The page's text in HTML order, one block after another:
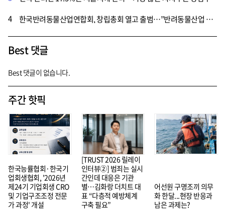
4
한국반려동물산업연합회, 창립총회 열고 출범…”반려동물산업 활성화 위한 제도 마련 필요”
Best 댓글
Best 댓글이 없습니다.
주간 핫픽
한국능률협회·한국기
업회생협회, '2026년
제24기 기업회생 CRO
및 기업구조조정 전문
가 과정' 개설
[TRUST 2026 릴레이
인터뷰②] 범죄는 실시
간인데 대응은 기관
별…김화랑 더치트 대
표 “다층적 예방체계
구축 필요”
어선원 구명조끼 의무
화 한달...현장 반응과
남은 과제는?